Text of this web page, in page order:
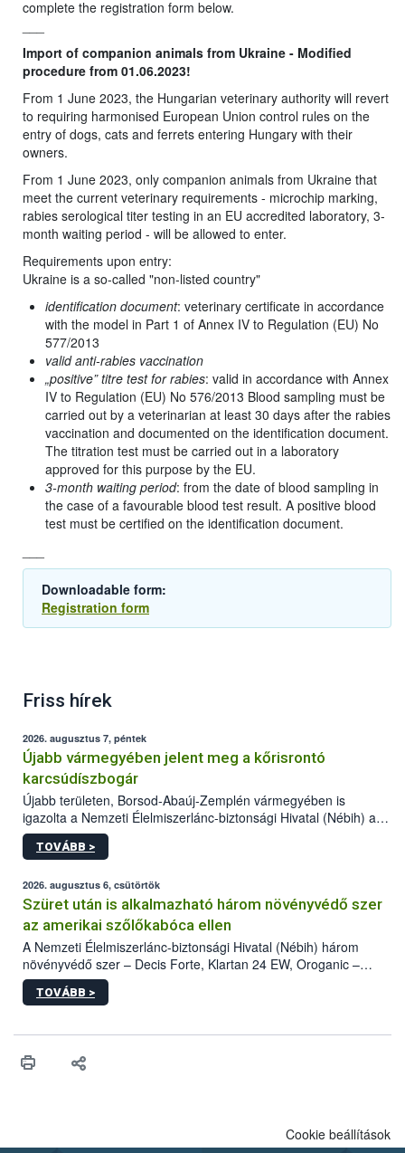
complete the registration form below.
Import of companion animals from Ukraine - Modified
procedure from 01.06.2023!
From 1 June 2023, the Hungarian veterinary authority will revert
to requiring harmonised European Union control rules on the
entry of dogs, cats and ferrets entering Hungary with their
owners.
From 1 June 2023, only companion animals from Ukraine that
meet the current veterinary requirements - microchip marking,
rabies serological titer testing in an EU accredited laboratory, 3-
month waiting period - will be allowed to enter.
Requirements upon entry:
Ukraine is a so-called "non-listed country"
identification document: veterinary certificate in accordance
with the model in Part 1 of Annex IV to Regulation (EU) No
577/2013
valid anti-rabies vaccination
„positive” titre test for rabies: valid in accordance with Annex
IV to Regulation (EU) No 576/2013 Blood sampling must be
carried out by a veterinarian at least 30 days after the rabies
vaccination and documented on the identification document.
The titration test must be carried out in a laboratory
approved for this purpose by the EU.
3-month waiting period: from the date of blood sampling in
the case of a favourable blood test result. A positive blood
test must be certified on the identification document.
Downloadable form:
Registration form
Friss hírek
2026. augusztus 7, péntek
Újabb vármegyében jelent meg a kőrisrontó
karcsúdíszbogár
Újabb területen, Borsod-Abaúj-Zemplén vármegyében is
igazolta a Nemzeti Élelmiszerlánc-biztonsági Hivatal (Nébih) a
kőrisrontó karcsúdíszbogár (Agrilus planipennis) jelenlétét. A
kártevőt nem csak színcsapdában találták meg, de már fertőzött
az intenzív felderítést, emellett az intézkedéseket a szlovák
hatósággal is összehangolják a terjedés megállítása érdekében.
TOVÁBB >
2026. augusztus 6, csütörtök
Szüret után is alkalmazható három növényvédő szer
az amerikai szőlőkabóca ellen
A Nemzeti Élelmiszerlánc-biztonsági Hivatal (Nébih) három
növényvédő szer – Decis Forte, Klartan 24 EW, Oroganic –
engedélyokiratát módosította, így azok a szüretet követően,
egészen a vesszőérettség (BBCH 91) stádiumáig
érésű szőlőkben is legyen lehetőség a károsító elleni további
felhasználók számára is elérhető és ökológiai termesztésben is
TOVÁBB >
Cookie beállítások